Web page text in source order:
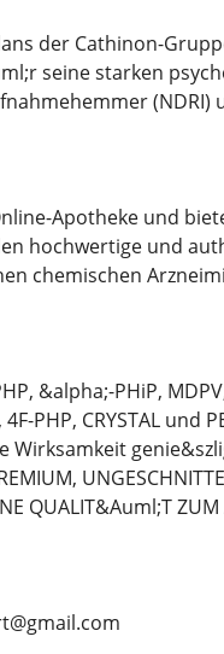
der Cathinon-
seine starken
Apotheke und
hochwertige und
chemischen
&alpha;-PHiP, MDPV,
4F-PHP, CRYSTAL
Wirksamkeit
QUALIT&Auml;T ZUM